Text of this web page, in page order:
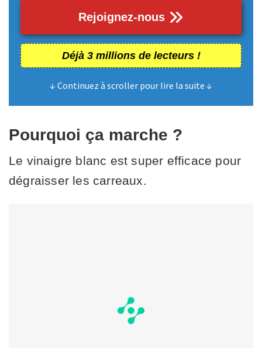
Rejoignez-nous
Déjà 3 millions de lecteurs !
↓ Continuez à scroller pour lire la suite ↓
Pourquoi ça marche ?
Le vinaigre blanc est super efficace pour
dégraisser les carreaux.